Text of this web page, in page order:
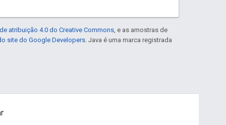
atribuição 4.0 do Creative Commons , e as amostras de
site do Google Developers . Java é uma marca registrada